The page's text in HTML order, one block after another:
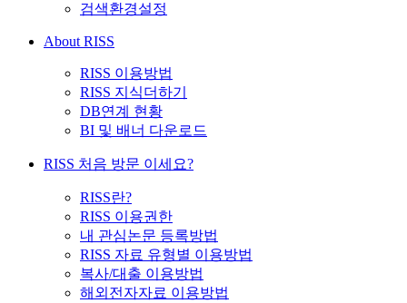
검색환경설정
About RISS
RISS 이용방법
RISS 지식더하기
DB연계 현황
BI 및 배너 다운로드
RISS 처음 방문 이세요?
RISS란?
RISS 이용권한
내 관심논문 등록방법
RISS 자료 유형별 이용방법
복사/대출 이용방법
해외전자자료 이용방법